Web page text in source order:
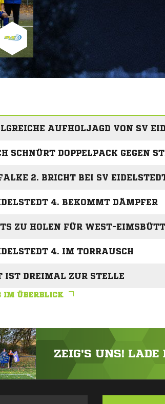
AUFHOLJAGD VON SV
SCHNÜRT DOPPELPACK GEGEN
2. BRICHT BEI SV
4. BEKOMMT DÄMPFER
ZU HOLEN FÜR WEST-
4. IM TORRAUSCH
IST DREIMAL ZUR STELLE
IM ÜBERBLICK
ZEIG'S UNS! LADE